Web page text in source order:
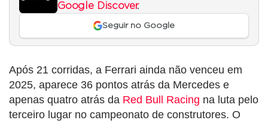
Google Discover.
Seguir no Google
Após 21 corridas, a Ferrari ainda não venceu em
2025, aparece 36 pontos atrás da Mercedes e
apenas quatro atrás da Red Bull Racing na luta pelo
terceiro lugar no campeonato de construtores. O